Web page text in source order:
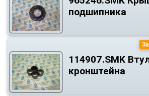
подшипника
114907.SMK
кронштейна